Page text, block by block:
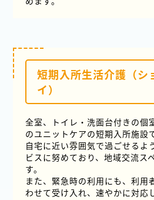
短期入所生活介護（シ
イ）
全室、トイレ・洗面台付きの個
のユニットケアの短期入所施設
自宅に近い雰囲気で過ごせるよ
ビスに努めており、地域交流ス
す。
また、緊急時の利用にも、利用
わせて受け入れ、速やかに対応